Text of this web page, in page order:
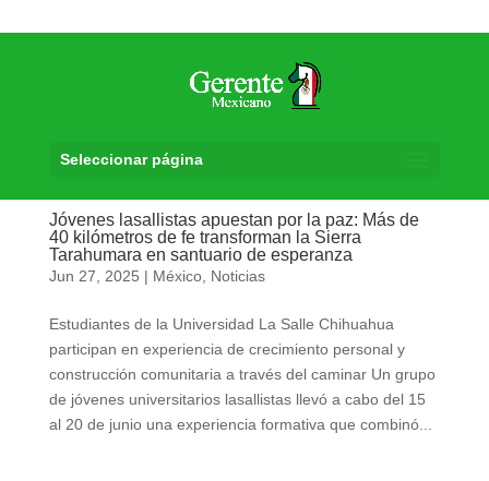
Seleccionar página
Jóvenes lasallistas apuestan por la paz: Más de
40 kilómetros de fe transforman la Sierra
Tarahumara en santuario de esperanza
Jun 27, 2025 | México, Noticias
Estudiantes de la Universidad La Salle Chihuahua
participan en experiencia de crecimiento personal y
construcción comunitaria a través del caminar Un grupo
de jóvenes universitarios lasallistas llevó a cabo del 15
al 20 de junio una experiencia formativa que combinó...